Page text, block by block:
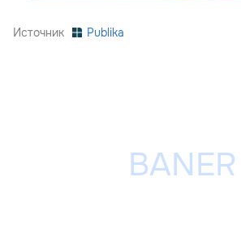
Источник Publika